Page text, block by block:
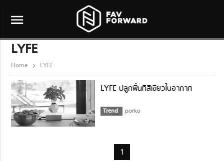
menu
LYFE
Home LYFE
LYFE ปลูกพื้นที่สีเขียวในอากาศ
Trend porko
1